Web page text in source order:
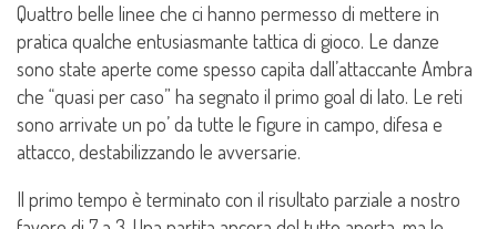
Quattro belle linee che ci hanno permesso di mettere in
pratica qualche entusiasmante tattica di gioco. Le danze
sono state aperte come spesso capita dall’attaccante Ambra
che “quasi per caso” ha segnato il primo goal di lato. Le reti
sono arrivate un po’ da tutte le figure in campo, difesa e
attacco, destabilizzando le avversarie.
Il primo tempo è terminato con il risultato parziale a nostro